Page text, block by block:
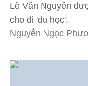
Lê Văn Nguyên
cho đi 'du học'.
Nguyễn Ngọc